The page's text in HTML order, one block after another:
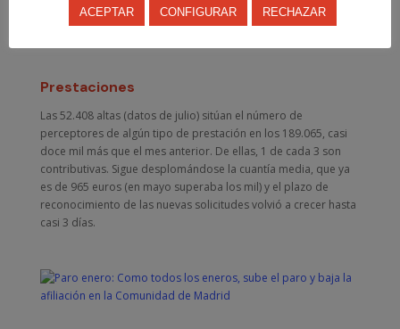
cada 10 se firmaron en el sector servicios y 1 de cada 3 por
trabajadores extranjeros.
Prestaciones
Las 52.408 altas (datos de julio) sitúan el número de
perceptores de algún tipo de prestación en los 189.065, casi
doce mil más que el mes anterior. De ellas, 1 de cada 3 son
contributivas. Sigue desplomándose la cuantía media, que ya
es de 965 euros (en mayo superaba los mil) y el plazo de
reconocimiento de las nuevas solicitudes volvió a crecer hasta
casi 3 días.
ACEPTAR CONFIGURAR RECHAZAR